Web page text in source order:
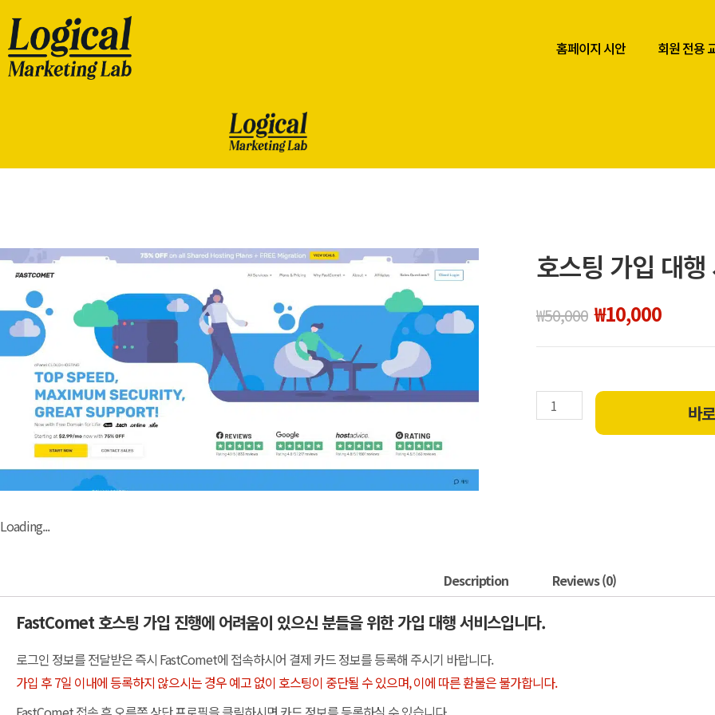
홈페이지 시안 회원 전용
호스팅 가입 대행
₩50,000 ₩10,000
바
Loading...
Description Reviews (0)
FastComet 호스팅 가입 진행에 어려움이 있으신 분들을 위한 가입 대행 서비스입니다.
로그인 정보를 전달받은 즉시 FastComet에 접속하시어 결제 카드 정보를 등록해 주시기 바랍니다.
가입 후 7일 이내에 등록하지 않으시는 경우 예고 없이 호스팅이 중단될 수 있으며, 이에 따른 환불은 불가합니다.